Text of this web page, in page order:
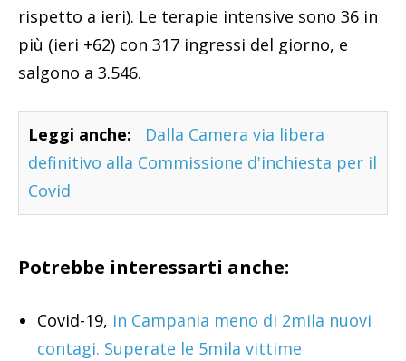
rispetto a ieri). Le terapie intensive sono 36 in
più (ieri +62) con 317 ingressi del giorno, e
salgono a 3.546.
Leggi anche:
Dalla Camera via libera
definitivo alla Commissione d'inchiesta per il
Covid
Potrebbe interessarti anche:
Covid-19, in Campania meno di 2mila nuovi
contagi. Superate le 5mila vittime